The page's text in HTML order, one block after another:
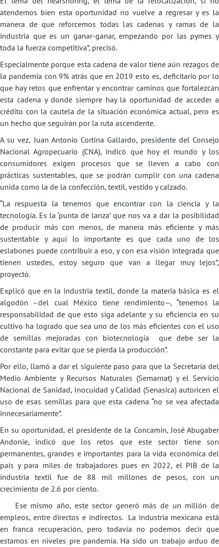
atendemos bien esta oportunidad no vuelve a regresar y es la
manera de que reforcemos todas las cadenas y ramas de la
industria que es un ganar-ganar, empezando por las pymes y
toda la fuerza competitiva”, precisó.
Especialmente porque esta cadena de valor tiene aún rezagos de
la pandemia con 9% atrás que en 2019 esto es, deficitario por lo
que hay retos que enfrentar y encontrar caminos que fortalezcan
esta cadena y donde siempre hay la oportunidad de acceder a
crédito con la cautela de la situación económica actual, pero es
un hecho que seguirán por la ruta ascendente.
A su vez, Juan Antonio Cortina Gallardo, presidente del Consejo
Nacional Agropecuario (CNA), indicó que hoy el mundo y los
consumidores exigen procesos que se lleven a cabo con
prácticas sustentables, que se podrán cumplir con una cadena
unida como la de la confección, textil, vestido y calzado.
“La respuesta la tenemos que encontrar con la ciencia y la
tecnología. Es la ‘punta de lanza’ que nos va a dar la posibilidad
de producir más con menos, de manera más eficiente y más
sustentable y aquí lo importante es que cada uno de los
eslabones puede contribuir a eso, y con esa visión integrada que
tienen ustedes, estoy seguro que van a llegar muy lejos”,
proyectó.
Explicó que en la industria textil, donde la materia básica es el
algodón –del cual México tiene rendimiento—, “tenemos la
responsabilidad de que esto siga adelante y su eficiencia en su
cultivo ha logrado que sea uno de los más eficientes con el uso
de semillas mejoradas con biotecnología que debe ser la
constante para evitar que se pierda la producción”.
Por ello, llamó a dar el siguiente paso para que la Secretaría del
Medio Ambiente y Recursos Naturales (Semarnat) y el Servicio
Nacional de Sanidad, Inocuidad y Calidad (Senasica) autoricen el
uso de esas semillas para que esta cadena “no se vea afectada
innecesariamente”.
En su oportunidad, el presidente de la Concamin, José Abugaber
Andonie, indicó que los retos que este sector tiene son
permanentes, grandes e importantes para la vida económica del
país y para miles de trabajadores pues en 2022, el PIB de la
industria textil fue de 88 mil millones de pesos, con un
crecimiento de 2.6 por ciento.
Ese mismo año, este sector generó más de un millón de
empleos, entre directos e indirectos. La industria mexicana está
en franca recuperación, pero todavía no podemos decir que
estamos en niveles pre pandemia. Ha sido un trabajo arduo de